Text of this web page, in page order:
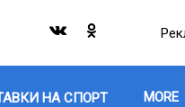
НА СПОРТ MORE